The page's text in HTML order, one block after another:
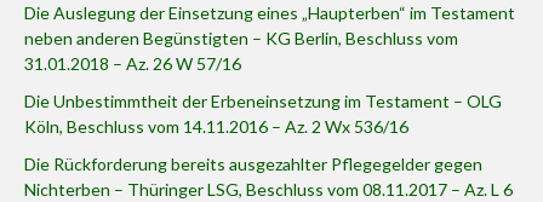
Die Auslegung der Einsetzung eines „Haupterben“ im Testament
neben anderen Begünstigten – KG Berlin, Beschluss vom
31.01.2018 – Az. 26 W 57/16
Die Unbestimmtheit der Erbeneinsetzung im Testament – OLG
Köln, Beschluss vom 14.11.2016 – Az. 2 Wx 536/16
Die Rückforderung bereits ausgezahlter Pflegegelder gegen
Nichterben – Thüringer LSG, Beschluss vom 08.11.2017 – Az. L 6